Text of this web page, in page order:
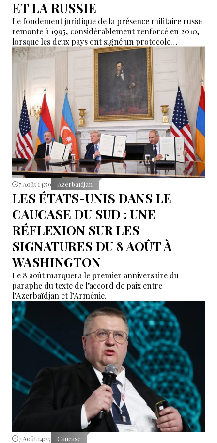
ET LA RUSSIE
Le fondement juridique de la présence militaire russe
remonte à 1995, considérablement renforcé en 2010,
lorsque les deux pays ont signé un protocole
additionnel prolongeant sa validité jusqu’en 2044.
7 Août 14:59 Azerbaïdjan
LES ÉTATS-UNIS DANS LE
CAUCASE DU SUD : UNE
RÉFLEXION SUR LES
SIGNATURES DU 8 AOÛT À
WASHINGTON
Le 8 août marquera le premier anniversaire du
paraphe du texte de l’accord de paix entre
l’Azerbaïdjan et l’Arménie.
7 Août 14:27 Caucase